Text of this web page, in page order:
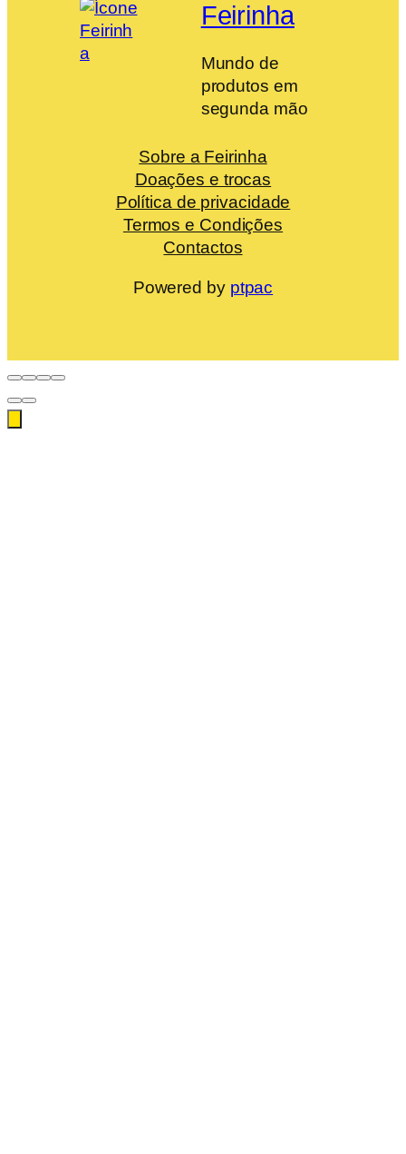
Feirinha
Mundo de
produtos em
segunda mão
Sobre a Feirinha
Doações e trocas
Política de privacidade
Termos e Condições
Contactos
Powered by ptpac